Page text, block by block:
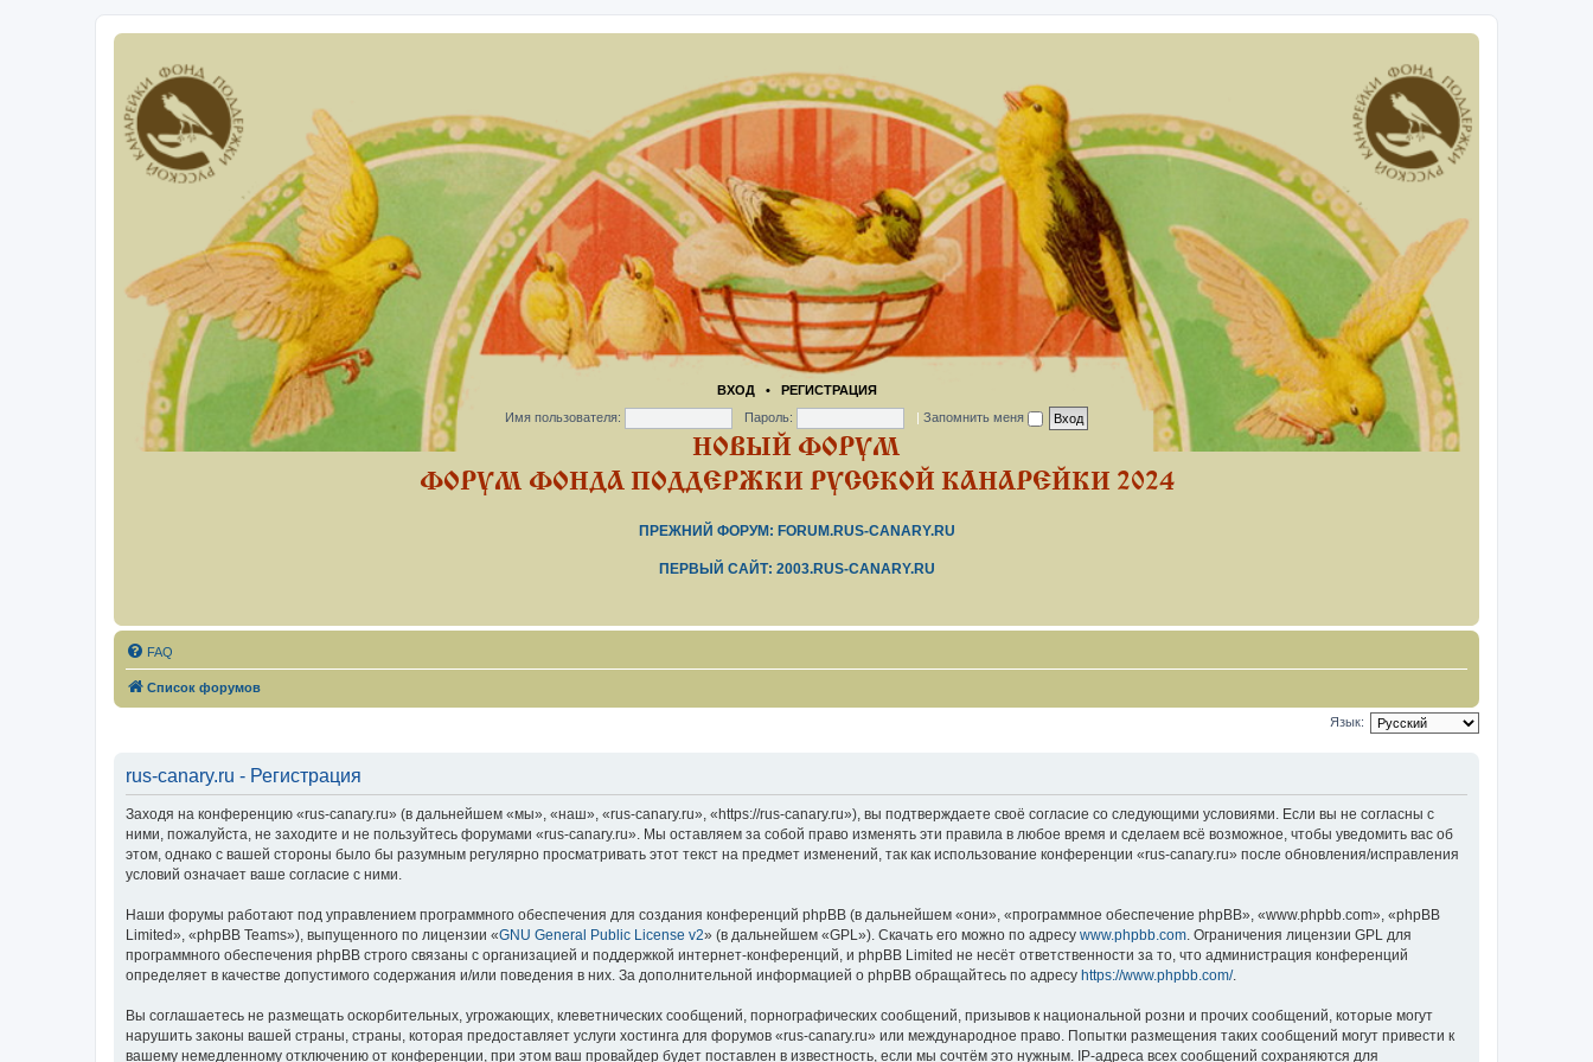
ВХОД• РЕГИСТРАЦИЯ
Имя пользователя:
Пароль: | Запомнить меня
НОВЫЙ ФОРУМ
ФОРУМ ФОНДА ПОДДЕРЖКИ РУССКОЙ КАНАРЕЙКИ 2024
ПРЕЖНИЙ ФОРУМ: FORUM.RUS-CANARY.RU
ПЕРВЫЙ САЙТ: 2003.RUS-CANARY.RU
FAQ
Список форумов
Язык:
rus-canary.ru - Регистрация
Заходя на конференцию «rus-canary.ru» (в дальнейшем «мы», «наш», «rus-canary.ru», «https://rus-canary.ru»), вы подтверждаете своё согласие со следующими условиями. Если вы не согласны с
ними, пожалуйста, не заходите и не пользуйтесь форумами «rus-canary.ru». Мы оставляем за собой право изменять эти правила в любое время и сделаем всё возможное, чтобы уведомить вас об
этом, однако с вашей стороны было бы разумным регулярно просматривать этот текст на предмет изменений, так как использование конференции «rus-canary.ru» после обновления/исправления
условий означает ваше согласие с ними.
Наши форумы работают под управлением программного обеспечения для создания конференций phpBB (в дальнейшем «они», «программное обеспечение phpBB», «www.phpbb.com», «phpBB
Limited», «phpBB Teams»), выпущенного по лицензии «GNU General Public License v2» (в дальнейшем «GPL»). Скачать его можно по адресу www.phpbb.com. Ограничения лицензии GPL для
программного обеспечения phpBB строго связаны с организацией и поддержкой интернет-конференций, и phpBB Limited не несёт ответственности за то, что администрация конференций
определяет в качестве допустимого содержания и/или поведения в них. За дополнительной информацией о phpBB обращайтесь по адресу https://www.phpbb.com/.
Вы соглашаетесь не размещать оскорбительных, угрожающих, клеветнических сообщений, порнографических сообщений, призывов к национальной розни и прочих сообщений, которые могут
нарушить законы вашей страны, страны, которая предоставляет услуги хостинга для форумов «rus-canary.ru» или международное право. Попытки размещения таких сообщений могут привести к
вашему немедленному отключению от конференции, при этом ваш провайдер будет поставлен в известность, если мы сочтём это нужным. IP-адреса всех сообщений сохраняются для